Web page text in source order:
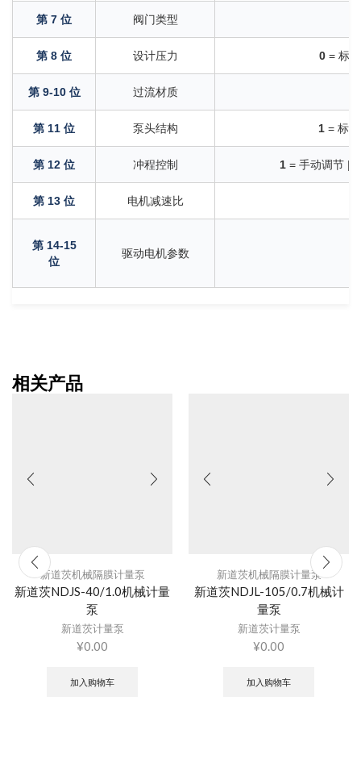
第 7 位 阀门类型
第 8 位 设计压力 0= 标
第 9-10 位 过流材质
第 11 位 泵头结构 1= 标
第 12 位 冲程控制 1 = 手动调节 |
第 13 位 电机减速比
第 14-15
位
驱动电机参数
相关产品
新道茨机械隔膜计量泵
新道茨NDJS-40/1.0机械计量
泵
新道茨计量泵
¥0.00
加入购物车
新道茨机械隔膜计量泵
新道茨NDJL-105/0.7机械计
量泵
新道茨计量泵
¥0.00
加入购物车